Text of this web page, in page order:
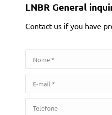
LNBR General
Contact us if you have
Nome *
E-mail *
Telefone